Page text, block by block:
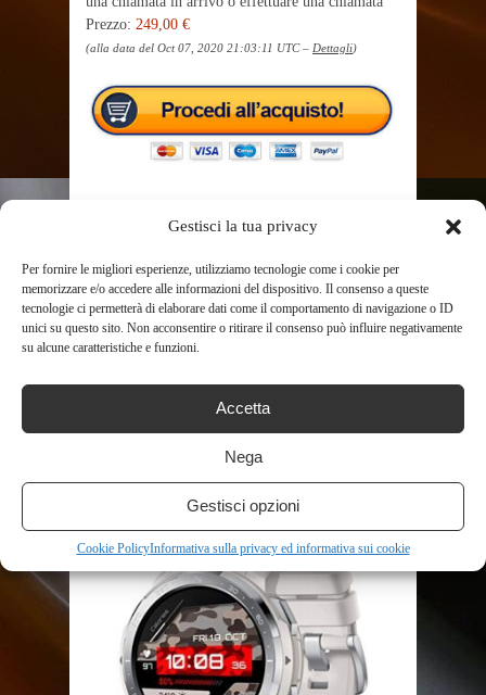
Gestisci la tua privacy
Per fornire le migliori esperienze, utilizziamo tecnologie come i cookie per
memorizzare e/o accedere alle informazioni del dispositivo. Il consenso a queste
tecnologie ci permetterà di elaborare dati come il comportamento di navigazione o ID
unici su questo sito. Non acconsentire o ritirare il consenso può influire negativamente
su alcune caratteristiche e funzioni.
Accetta
Nega
Gestisci opzioni
Cookie PolicyInformativa sulla privacy ed informativa sui cookie
Prezzo: 249,00 €
(alla data del Oct 07, 2020 21:03:11 UTC – Dettagli)
TAGS SMARTWATCH
RELATED POSTS